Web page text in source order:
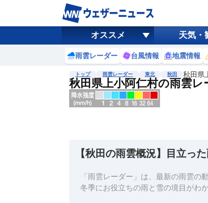
オススメ 天気・
雨雲レーダー 台風情報 地震情報
トップ 雨雲レーダー 東北 秋田 秋田県
秋田県上小阿仁村の雨雲レ
【秋田の雨雲概況】目立っ
「雨雲レーダー」は、最新の雨雲の
冬季にお役立ちの雨と雪の境目がわ